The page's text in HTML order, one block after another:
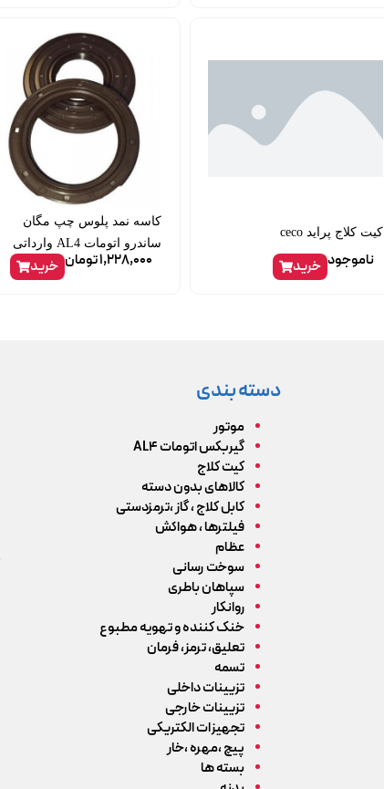
کیت کلاج پراید ceco
ناموجود خرید
کاسه نمد پلوس چپ مگان
ساندرو اتومات AL4 وارداتی
1,228,000تومان خرید
دسته بندی
موتور
گیربکس اتومات AL4
کیت کلاج
کالاهای بدون دسته
کابل کلاج ، گاز ،ترمزدستی
فیلترها ، هواکش
عظام
سوخت رسانی
سپاهان باطری
روانکار
خنک کننده و تهویه مطبوع
تعلیق، ترمز، فرمان
تسمه
تزیینات داخلی
تزیینات خارجی
تجهیزات الکتریکی
پیچ ،مهره ،خار
بسته ها